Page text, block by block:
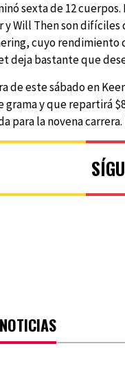
sexta de 12
y Will Then son
cuyo rendimiento
deja bastante que
de este sábado en
grama y que repartirá
para la novena carrera.